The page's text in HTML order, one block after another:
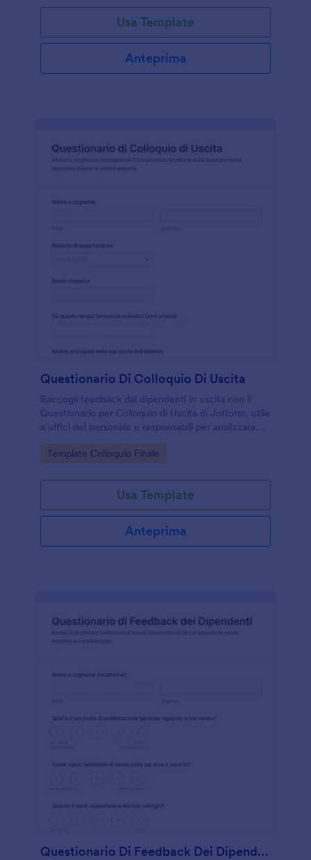
Usa Template
Anteprima
Questionario Di Colloquio Di Uscita
Raccogli feedback dai dipendenti in uscita con il
Questionario per Colloquio di Uscita di Jotform, utile
a uffici del personale e responsabili per analizzare
motivazioni, clima interno e opportunità di
miglioramento.
Go to Category:
Template Colloquio Finale
Usa Template
Anteprima
Questionario Di Feedback Dei Dipendenti